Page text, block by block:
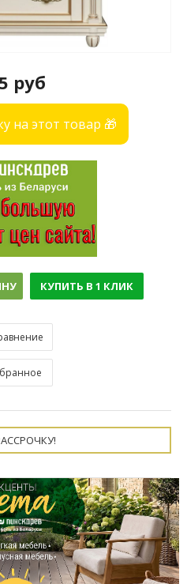
руб
на этот товар 🎁
КУПИТЬ В 1 КЛИК